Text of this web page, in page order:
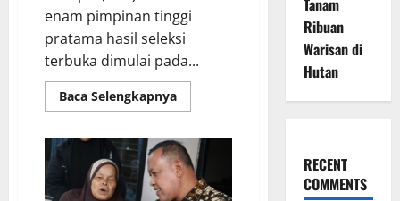
enam pimpinan tinggi
pratama hasil seleksi
terbuka dimulai pada...
Baca Selengkapnya
Tanam
Ribuan
Warisan di
Hutan
RECENT
COMMENTS